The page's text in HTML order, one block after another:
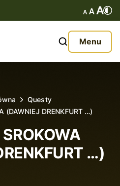
Menu
nas
Questy
(DAWNIEJ DRENKFURT …)
…)